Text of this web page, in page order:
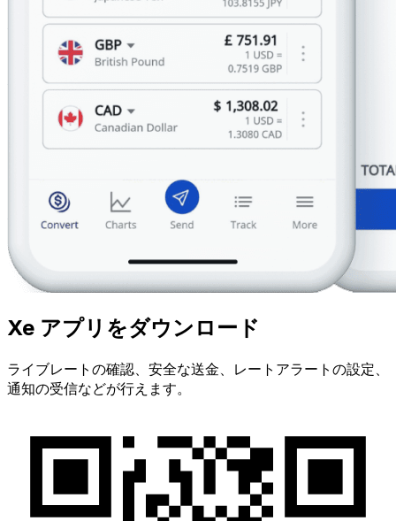
Xe アプリをダウンロード
ライブレートの確認、安全な送金、レートアラートの設定、
通知の受信などが行えます。